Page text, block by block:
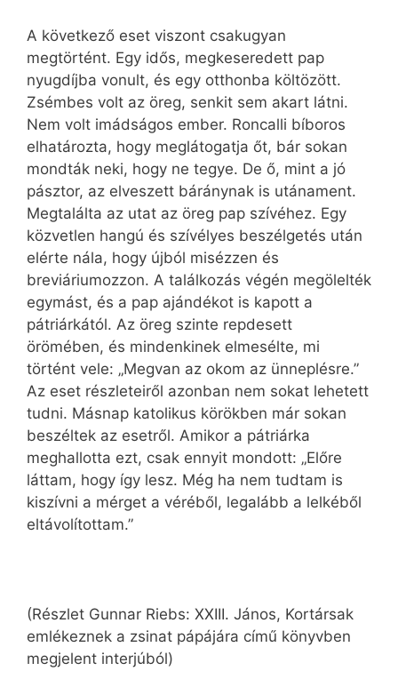
A következő eset viszont csakugyan
megtörtént. Egy idős, megkeseredett pap
nyugdíjba vonult, és egy otthonba költözött.
Zsémbes volt az öreg, senkit sem akart látni.
Nem volt imádságos ember. Roncalli bíboros
elhatározta, hogy meglátogatja őt, bár sokan
mondták neki, hogy ne tegye. De ő, mint a jó
pásztor, az elveszett báránynak is utánament.
Megtalálta az utat az öreg pap szívéhez. Egy
közvetlen hangú és szívélyes beszélgetés után
elérte nála, hogy újból misézzen és
breviáriumozzon. A találkozás végén megölelték
egymást, és a pap ajándékot is kapott a
pátriárkától. Az öreg szinte repdesett
örömében, és mindenkinek elmesélte, mi
történt vele: „Megvan az okom az ünneplésre.”
Az eset részleteiről azonban nem sokat lehetett
tudni. Másnap katolikus körökben már sokan
beszéltek az esetről. Amikor a pátriárka
meghallotta ezt, csak ennyit mondott: „Előre
láttam, hogy így lesz. Még ha nem tudtam is
kiszívni a mérget a véréből, legalább a lelkéből
eltávolítottam.”
(Részlet Gunnar Riebs: XXIII. János, Kortársak
emlékeznek a zsinat pápájára című könyvben
megjelent interjúból)